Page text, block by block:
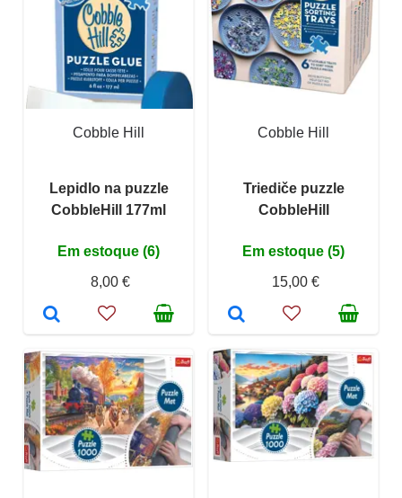
Cobble Hill
Lepidlo na puzzle
CobbleHill 177ml
Em estoque (6)
8,00 €
Cobble Hill
Triediče puzzle
CobbleHill
Em estoque (5)
15,00 €